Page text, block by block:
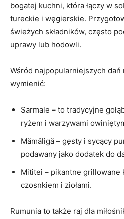
bogatej kuchni, która łączy w
tureckie i węgierskie.
⁢świeżych składników, ⁤często
uprawy ‍lub hodowli.
Wśród najpopularniejszych
wymienić:
Sarmale – to tradycyjne
ryżem i⁢ warzywami
Mămăligă‌ – gęsty⁤ i sycący
podawany jako​ dodatek do
Mititei⁣ –‌ pikantne​ grillowane
czosnkiem i ⁢ziołami.
Rumunia to także raj dla